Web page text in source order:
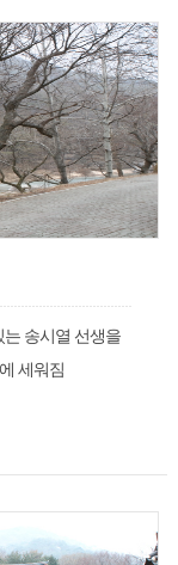
송시열 선생을
세워짐